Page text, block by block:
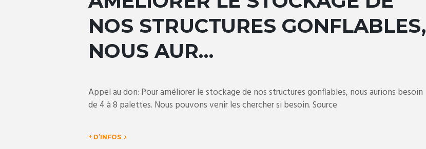
NOS STRUCTURES GONFLABLES,
NOUS AUR…
Appel au don: Pour améliorer le stockage de nos structures gonflables, nous aurions besoin
de 4 à 8 palettes. Nous pouvons venir les chercher si besoin. Source
+ D’INFOS